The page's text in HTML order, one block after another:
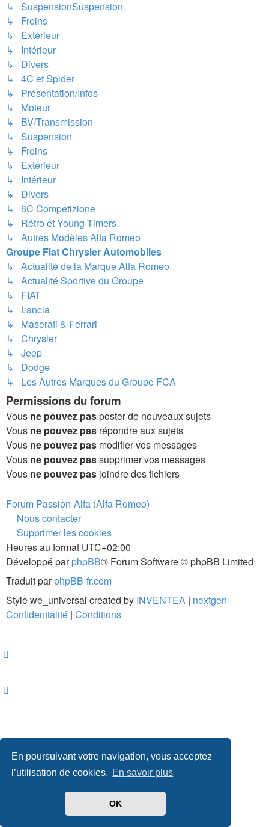
En poursuivant votre navigation, vous acceptez
l’utilisation de cookies. En savoir plus
OK
↳ SuspensionSuspension
↳ Freins
↳ Extérieur
↳ Intérieur
↳ Divers
↳ 4C et Spider
↳ Présentation/Infos
↳ Moteur
↳ BV/Transmission
↳ Suspension
↳ Freins
↳ Extérieur
↳ Intérieur
↳ Divers
↳ 8C Competizione
↳ Rétro et Young Timers
↳ Autres Modèles Alfa Romeo
Groupe Fiat Chrysler Automobiles
↳ Actualité de la Marque Alfa Romeo
↳ Actualité Sportive du Groupe
↳ FIAT
↳ Lancia
↳ Maserati & Ferrari
↳ Chrysler
↳ Jeep
↳ Dodge
↳ Les Autres Marques du Groupe FCA
Permissions du forum
Vous ne pouvez pasposter de nouveaux sujets
Vous ne pouvez pas répondre aux sujets
Vous ne pouvez pas modifier vos messages
Vous ne pouvez passupprimer vos messages
Vous ne pouvez pas joindre des fichiers
Forum Passion-Alfa (Alfa Romeo)
Nous contacter
Supprimer les cookies
Heures au format UTC+02:00
Développé parphpBB® Forum Software © phpBB Limited
Traduit parphpBB-fr.com
Style we_universal created by INVENTEA | nextgen
Confidentialité | Conditions